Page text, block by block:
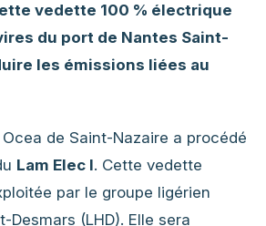
vedette 100 % électrique
du port de Nantes Saint-
les émissions liées au
de Saint-Nazaire a procédé
Lam Elec I. Cette vedette
par le groupe ligérien
Desmars (LHD). Elle sera